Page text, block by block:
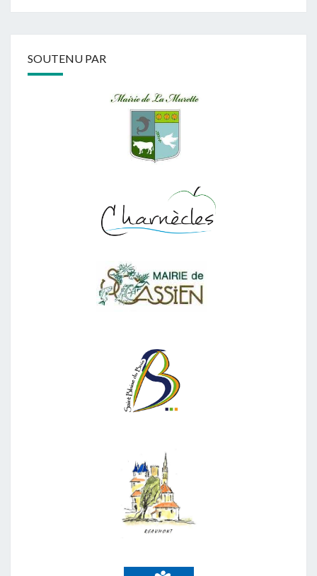
SOUTENU PAR